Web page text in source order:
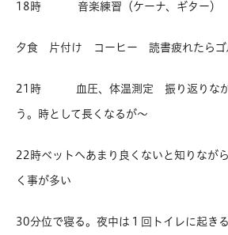
18時 音楽練習（ケーナ、ギター）
夕食 片付け コーヒー 読書疲れたらゴ
21時 血圧、体温測定 振り返りなが
う。時として長くなるが～
22時ベットへあまり良くないと知りなが
く事が多い
30分位で寝る。夜中は１回トイレに起き